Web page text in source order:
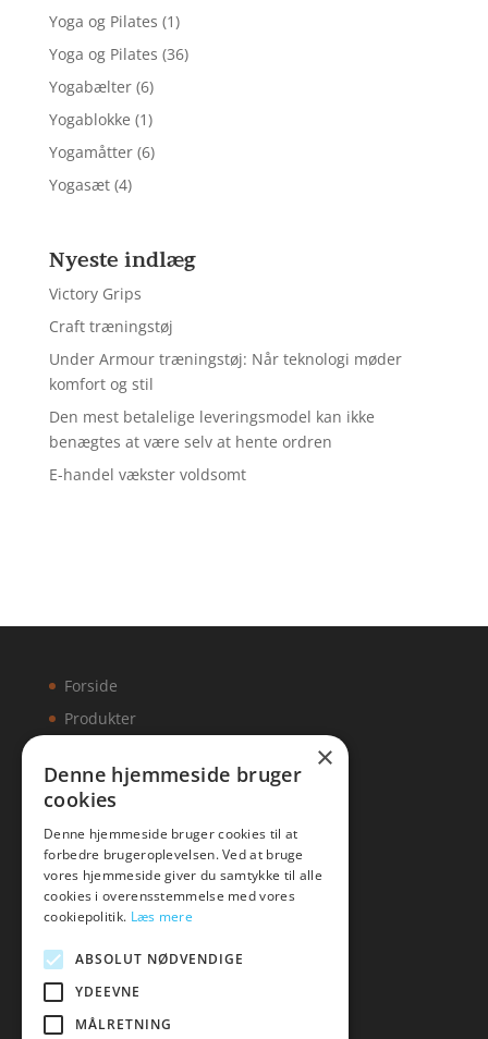
Yoga og Pilates (1)
Yoga og Pilates (36)
Yogabælter (6)
Yogablokke (1)
Yogamåtter (6)
Yogasæt (4)
Nyeste indlæg
Victory Grips
Craft træningstøj
Under Armour træningstøj: Når teknologi møder
komfort og stil
Den mest betalelige leveringsmodel kan ikke
benægtes at være selv at hente ordren
E-handel vækster voldsomt
Forside
Produkter
Artikler
Malawigruppen
Mail:hej@malawigruppen.dk
×
Denne hjemmeside bruger
cookies
Denne hjemmeside bruger cookies til at
forbedre brugeroplevelsen. Ved at bruge
vores hjemmeside giver du samtykke til alle
cookies i overensstemmelse med vores
cookiepolitik. Læs mere
ABSOLUT NØDVENDIGE
YDEEVNE
MÅLRETNING